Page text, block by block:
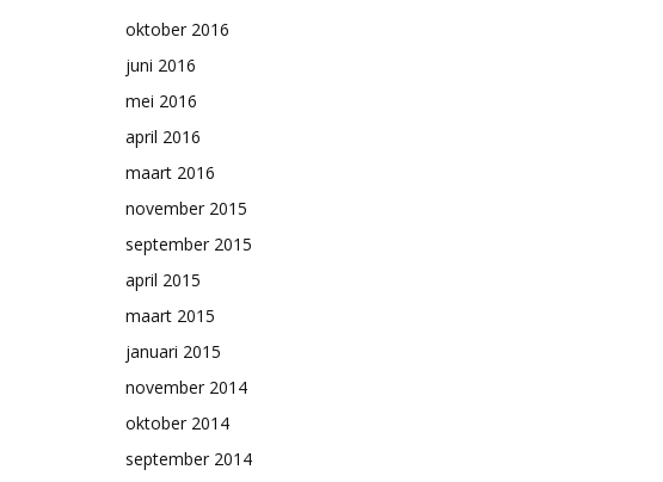
oktober 2016
juni 2016
mei 2016
april 2016
maart 2016
november 2015
september 2015
april 2015
maart 2015
januari 2015
november 2014
oktober 2014
september 2014